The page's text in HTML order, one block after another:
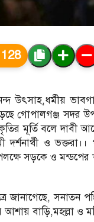
128
উৎসাহ,ধর্মীয়
গোপালগঞ্জ সদর
মূর্তি বলে দাবী
দর্শনার্থী ও
উপলক্ষে সড়কে ও
সনাতন
আশায় বাড়ি,মহল্লা ও